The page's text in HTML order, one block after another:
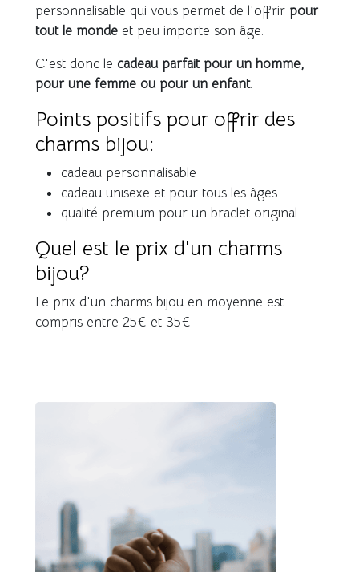
personnalisable qui vous permet de l'offrir pour
tout le monde et peu importe son âge.
C'est donc le cadeau parfait pour un homme,
pour une femme ou pour un enfant.
Points positifs pour offrir des
charms bijou:
cadeau personnalisable
cadeau unisexe et pour tous les âges
qualité premium pour un braclet original
Quel est le prix d'un charms
bijou?
Le prix d'un charms bijou en moyenne est
compris entre 25€ et 35€